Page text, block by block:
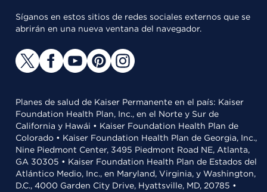
Síganos en estos sitios de redes sociales externos que se
abrirán en una nueva ventana del navegador.
Planes de salud de Kaiser Permanente en el país: Kaiser
Foundation Health Plan, Inc., en el Norte y Sur de
California y Hawái • Kaiser Foundation Health Plan de
Colorado • Kaiser Foundation Health Plan de Georgia, Inc.,
Nine Piedmont Center, 3495 Piedmont Road NE, Atlanta,
GA 30305 • Kaiser Foundation Health Plan de Estados del
Atlántico Medio, Inc., en Maryland, Virginia, y Washington,
D.C., 4000 Garden City Drive, Hyattsville, MD, 20785 •